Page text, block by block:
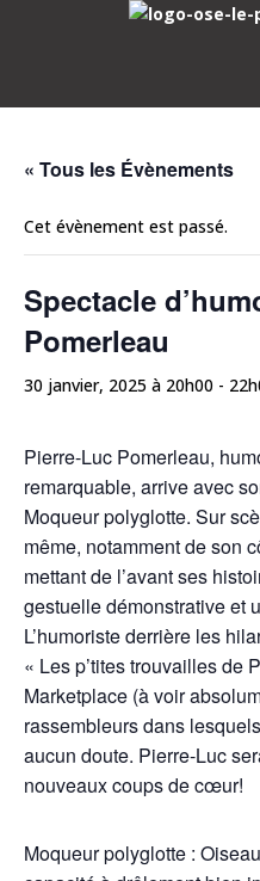
« Tous les Évènements
Cet évènement est passé.
Spectacle
Pomerleau
30 janvier, 2025 à 20h00 -
Pierre-Luc Pomerleau,
remarquable, arrive avec
Moqueur polyglotte. Sur
même, notamment de son
mettant de l’avant ses
gestuelle démonstrative et
L’humoriste derrière les
« Les p’tites trouvailles de
Marketplace (à voir
rassembleurs dans
aucun doute. Pierre-Luc
nouveaux coups de cœur!
Moqueur polyglotte :